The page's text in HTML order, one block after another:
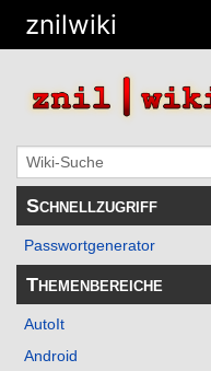
znilwiki
Schnellzugriff
Passwortgenerator
Themenbereiche
AutoIt
Android